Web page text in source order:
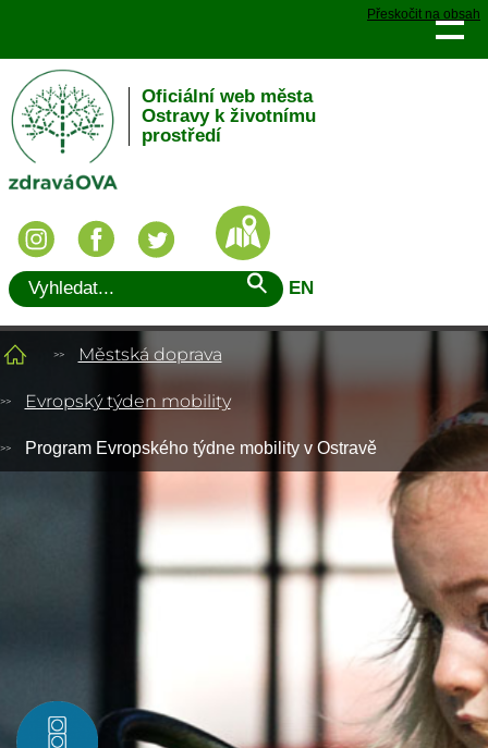
Přeskočit na obsah
Oficiální web města
Ostravy k životnímu
prostředí
EN
Městská doprava
Evropský týden mobility
Program Evropského týdne mobility v Ostravě